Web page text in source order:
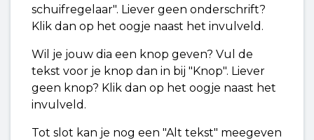
schuifregelaar". Liever geen onderschrift?
Klik dan op het oogje naast het invulveld.
Wil je jouw dia een knop geven? Vul de
tekst voor je knop dan in bij "Knop". Liever
geen knop? Klik dan op het oogje naast het
invulveld.
Tot slot kan je nog een "Alt tekst" meegeven